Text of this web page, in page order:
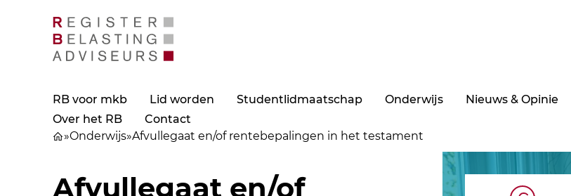
RB voor mkb Lid worden Studentlidmaatschap Onderwijs Nieuws & Opinie
Over het RB
Contact
»Onderwijs»Afvullegaat en/of rentebepalingen in het testament
Afvullegaat en/of